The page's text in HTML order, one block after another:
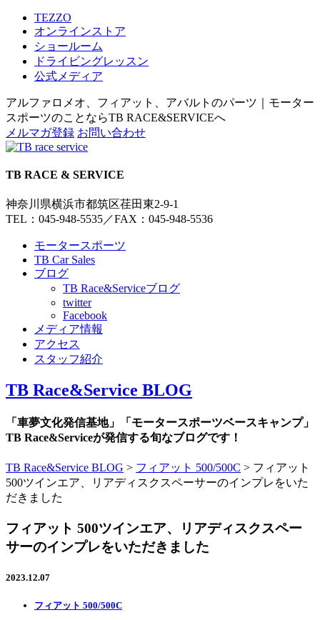
TEZZO
オンラインストア
ショールーム
ドライビングレッスン
公式メディア
アルファロメオ、フィアット、アバルトのパーツ｜モーター
スポーツのことならTB RACE&SERVICEへ
メルマガ登録 お問い合わせ
TB RACE & SERVICE
神奈川県横浜市都筑区荏田東2-9-1
TEL：045-948-5535／FAX：045-948-5536
モータースポーツ
TB Car Sales
ブログ
TB Race&Serviceブログ
twitter
Facebook
メディア情報
アクセス
スタッフ紹介
TB Race&Service BLOG
「車夢文化発信基地」「モータースポーツベースキャンプ」
TB Race&Serviceが発信する旬なブログです！
TB Race&Service BLOG > フィアット 500/500C > フィアット
500ツインエア、リアディスクスペーサーのインプレをいた
だきました
フィアット 500ツインエア、リアディスクスペー
サーのインプレをいただきました
2023.12.07
フィアット 500/500C